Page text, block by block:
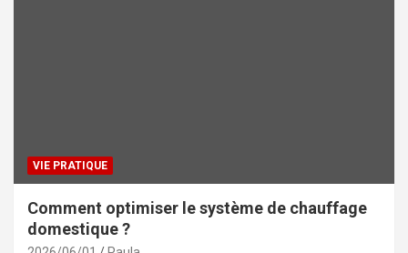
VIE PRATIQUE
Comment optimiser le système de chauffage
domestique ?